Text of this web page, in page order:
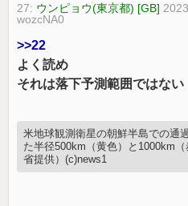
27: ウンピョウ(東京都) [GB]
wozcNA0
>>22
よく読め
それは落下予測範囲ではない
米地球観測衛星の朝鮮半島での通
た半径500km（黄色）と1000km
省提供）(c)news1